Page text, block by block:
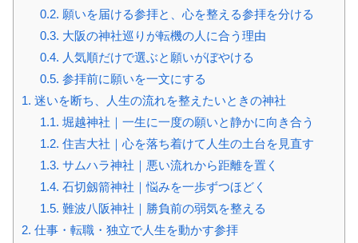
0.2. 願いを届ける参拝と、心を整える参拝を分ける
0.3. 大阪の神社巡りが転機の人に合う理由
0.4. 人気順だけで選ぶと願いがぼやける
0.5. 参拝前に願いを一文にする
1. 迷いを断ち、人生の流れを整えたいときの神社
1.1. 堀越神社｜一生に一度の願いと静かに向き合う
1.2. 住吉大社｜心を落ち着けて人生の土台を見直す
1.3. サムハラ神社｜悪い流れから距離を置く
1.4. 石切劔箭神社｜悩みを一歩ずつほどく
1.5. 難波八阪神社｜勝負前の弱気を整える
2. 仕事・転職・独立で人生を動かす参拝